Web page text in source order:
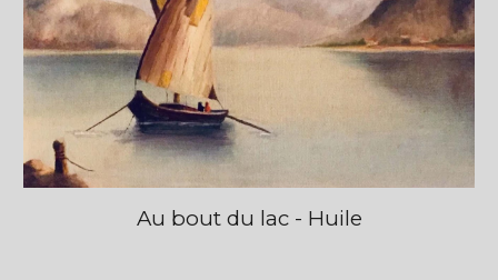
Au bout du lac - Huile